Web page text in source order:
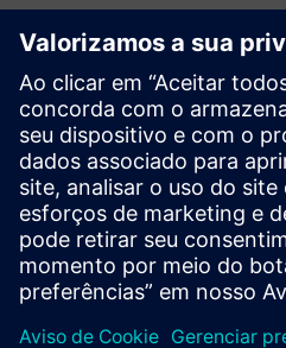
COVE™ Treatment
COVE is a prefabricated
integrates all the necessary
room into a fraction of the size.
Saiba mais